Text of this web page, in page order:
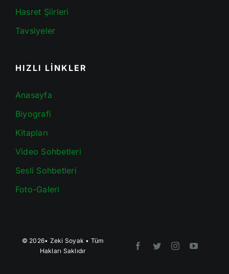
Hasret Şiirleri
Tavsiyeler
HIZLI LİNKLER
Anasayfa
Biyografi
Kitapları
Video Sohbetleri
Sesli Sohbetleri
Foto-Galeri
© 2026• Zeki Soyak • Tüm
Hakları Saklıdır